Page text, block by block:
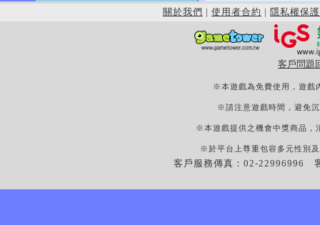
關於我們 | 使用者合約 | 隱私權保護
客戶問題
※本遊戲為免費使用，遊戲
※請注意遊戲時間，避免
※本遊戲提供之機會中獎商品，
※於平台上尊重包容多元性別
客戶服務傳真：02-22996996